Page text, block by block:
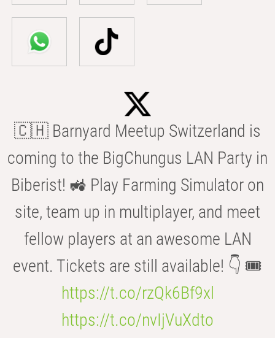
🇨🇭 Barnyard Meetup Switzerland is
coming to the BigChungus LAN Party in
Biberist! 🚜 Play Farming Simulator on
site, team up in multiplayer, and meet
fellow players at an awesome LAN
event. Tickets are still available! 👇 🎟️
https://t.co/rzQk6Bf9xl
https://t.co/nvIjVuXdto